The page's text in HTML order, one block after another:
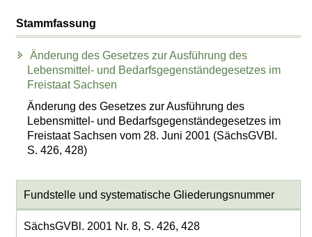
Stammfassung
Änderung des Gesetzes zur Ausführung des
Lebensmittel- und Bedarfsgegenständegesetzes im
Freistaat Sachsen
Änderung des Gesetzes zur Ausführung des
Lebensmittel- und Bedarfsgegenständegesetzes im
Freistaat Sachsen vom 28. Juni 2001 (SächsGVBl.
S. 426, 428)
Fundstelle und systematische Gliederungsnummer
SächsGVBl. 2001 Nr. 8, S. 426, 428